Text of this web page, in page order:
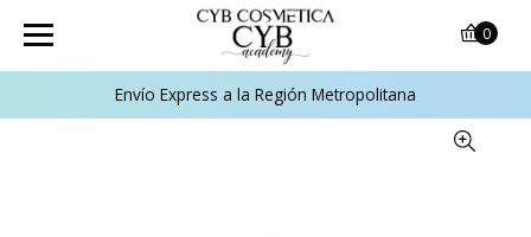
Envío Express a la Región Metropolitana
0